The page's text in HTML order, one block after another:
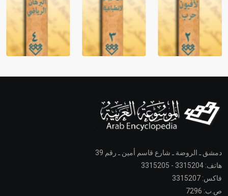
دمشق ـ الروضة ـ شارع قاسم أمين ـ رقم 39
هاتف: 3315204 - 3315205
فاكس: 3315207
ص.ب: 7296